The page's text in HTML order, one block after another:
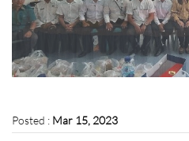
Posted : Mar 15, 2023